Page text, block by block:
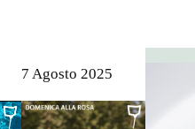
7 Agosto 2025